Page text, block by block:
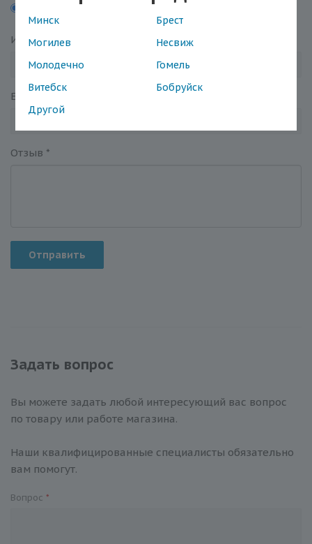
Минск
Брест
Могилев
Несвиж
Молодечно
Гомель
Витебск
Бобруйск
Другой
Имя*
Email
Отзыв *
Отправить
Задать вопрос
Вы можете задать любой интересующий вас вопрос
по товару или работе магазина.
Наши квалифицированные специалисты обязательно
вам помогут.
Вопрос *